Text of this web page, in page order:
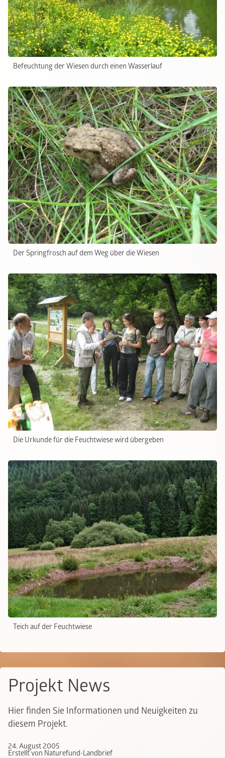
Befeuchtung der Wiesen durch einen Wasserlauf
Der Springfrosch auf dem Weg über die Wiesen
Die Urkunde für die Feuchtwiese wird übergeben
Teich auf der Feuchtwiese
Projekt News
Hier finden Sie Informationen und Neuigkeiten zu
diesem Projekt.
24. August 2005
Erstellt von Naturefund-Landbrief